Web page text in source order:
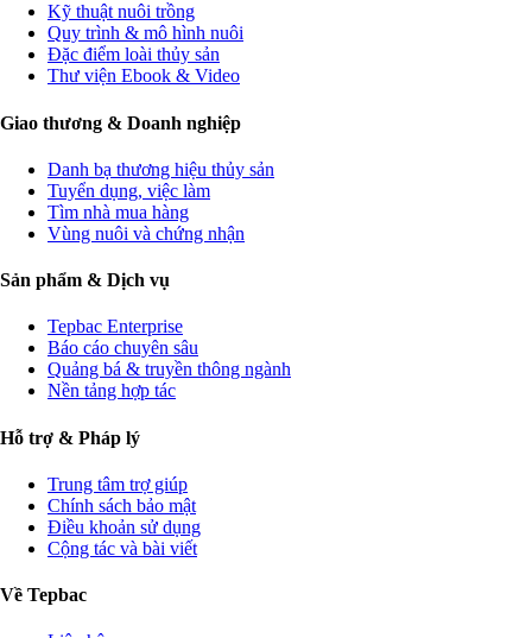
Kỹ thuật nuôi trồng
Quy trình & mô hình nuôi
Đặc điểm loài thủy sản
Thư viện Ebook & Video
Giao thương & Doanh nghiệp
Danh bạ thương hiệu thủy sản
Tuyển dụng, việc làm
Tìm nhà mua hàng
Vùng nuôi và chứng nhận
Sản phẩm & Dịch vụ
Tepbac Enterprise
Báo cáo chuyên sâu
Quảng bá & truyền thông ngành
Nền tảng hợp tác
Hỗ trợ & Pháp lý
Trung tâm trợ giúp
Chính sách bảo mật
Điều khoản sử dụng
Cộng tác và bài viết
Về Tepbac